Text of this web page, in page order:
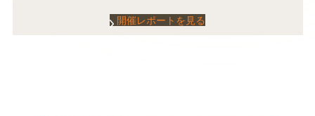
開催レポートを見る